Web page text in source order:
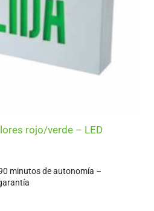
rojo/verde – LED
minutos de autonomía –